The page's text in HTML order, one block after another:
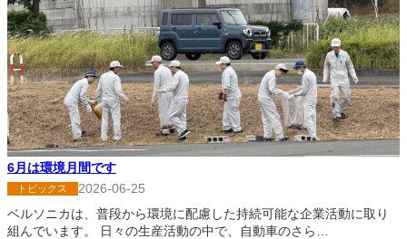
6月は環境月間です
トピックス
2026-06-25
ベルソニカは、普段から環境に配慮した持続可能な企業活動に取り
組んでいます。 日々の生産活動の中で、自動車のさら…